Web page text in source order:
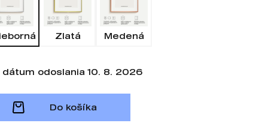
Zlatá Medená
odoslania 10. 8. 2026
Do košíka